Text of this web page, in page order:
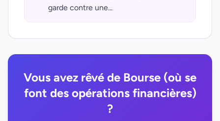
garde contre une...
Vous avez rêvé de Bourse (où se
font des opérations financières)
?